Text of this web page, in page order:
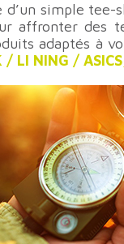
d’un simple
affronter des
adaptés à
/ LI NING /